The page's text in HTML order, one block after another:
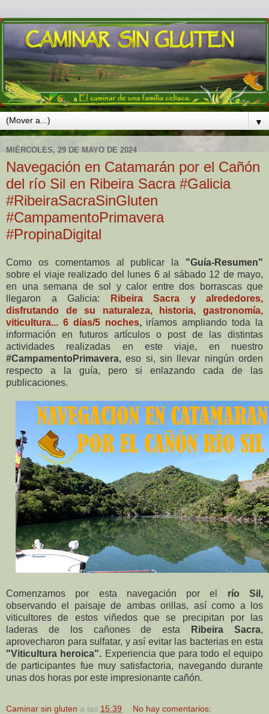
▼
MIÉRCOLES, 29 DE MAYO DE 2024
Navegación en Catamarán por el Cañón
del río Sil en Ribeira Sacra #Galicia
#RibeiraSacraSinGluten
#CampamentoPrimavera
#PropinaDigital
Como os comentamos al publicar la "Guía-Resumen"
sobre el viaje realizado del lunes 6 al sábado 12 de mayo,
en una semana de sol y calor entre dos borrascas que
llegaron a Galicia:
Ribeira Sacra y alrededores,
disfrutando de su naturaleza, historia, gastronomía,
viticultura... 6 días/5 noches,iríamos ampliando toda la
información en futuros artículos o post de las distintas
actividades realizadas en este viaje, en nuestro
#CampamentoPrimavera, eso si, sin llevar ningún orden
respecto a la guía, pero si enlazando cada de las
publicaciones.
Comenzamos por esta navegación por el río Sil,
observando el paisaje de ambas orillas, así como a los
viticultores de estos viñedos que se precipitan por las
laderas de los cañones de esta Ribeira Sacra,
aprovecharon para sulfatar, y así evitar las bacterias en esta
"Viticultura heroica". Experiencia que para todo el equipo
de participantes fue muy satisfactoria, navegando durante
unas dos horas por este impresionante cañón.
Caminar sin gluten a las 15:39 No hay comentarios: